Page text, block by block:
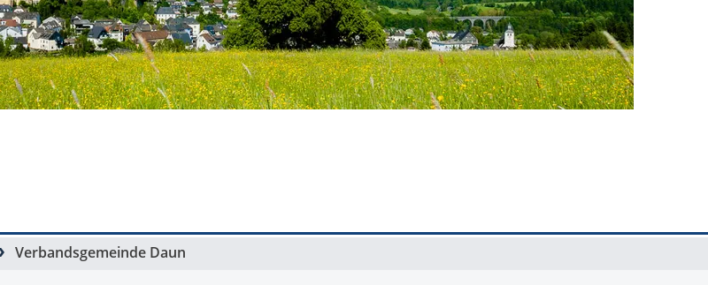
Verbandsgemeinde Daun